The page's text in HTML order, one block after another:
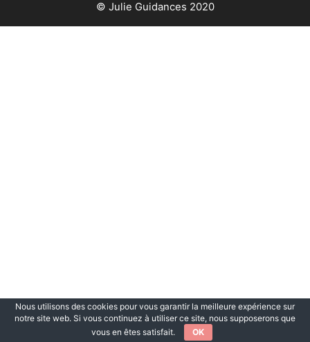
© Julie Guidances 2020
Nous utilisons des cookies pour vous garantir la meilleure expérience sur
notre site web. Si vous continuez à utiliser ce site, nous supposerons que
vous en êtes satisfait.
OK